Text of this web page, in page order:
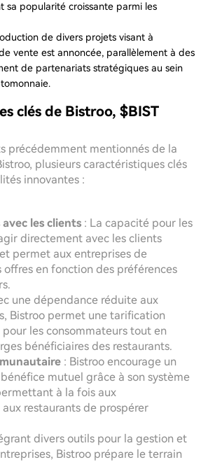
sa popularité croissante parmi les
de divers projets visant à
vente est annoncée, parallèlement à des
de partenariats stratégiques au sein
clés de Bistroo, $BIST
précédemment mentionnés de la
plusieurs caractéristiques clés
innovantes :
les clients : La capacité pour les
directement avec les clients
permet aux entreprises de
offres en fonction des préférences
une dépendance réduite aux
Bistroo permet une tarification
les consommateurs tout en
bénéficiaires des restaurants.
: Bistroo encourage un
mutuel grâce à son système
à la fois aux
restaurants de prospérer
divers outils pour la gestion et
Bistroo prépare le terrain